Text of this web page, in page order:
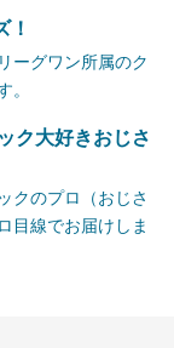
！
ーグワン所属のク
。
ク大好きおじさ
クのプロ（おじさ
目線でお届けしま